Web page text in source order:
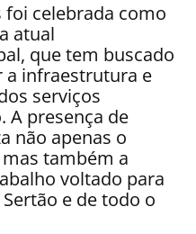
foi celebrada como
atual
que tem buscado
a infraestrutura e
serviços
A presença de
não apenas o
também a
voltado para
e de todo o